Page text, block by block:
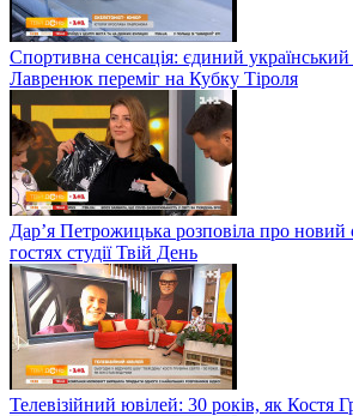
Спортивна сенсація: єдиний український
Лавренюк переміг на Кубку Тіроля
Дар’я Петрожицька розповіла про новий
гостях студії Твій День
Телевізійний ювілей: 30 років, як Костя